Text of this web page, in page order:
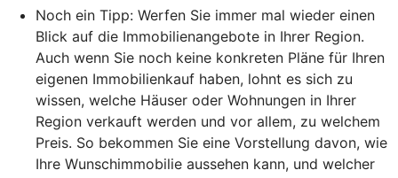
Noch ein Tipp: Werfen Sie immer mal wieder einen
Blick auf die Immobilienangebote in Ihrer Region.
Auch wenn Sie noch keine konkreten Pläne für Ihren
eigenen Immobilienkauf haben, lohnt es sich zu
wissen, welche Häuser oder Wohnungen in Ihrer
Region verkauft werden und vor allem, zu welchem
Preis. So bekommen Sie eine Vorstellung davon, wie
Ihre Wunschimmobilie aussehen kann, und welcher